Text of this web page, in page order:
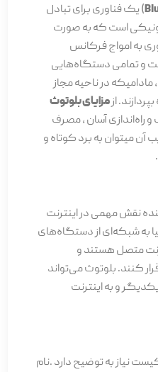
) یک فناوری برای تبادل
است که به صورت
به امواج فرکانس
و تمامی دستگاه‌هایی
در ناحیه مجاز
ازمزایای بلوتوث
راه‌اندازی آسان ، مصرف
آن میتوان به برد کوتاه و
نقش مهمی در اینترنت
به شبکه‌ای از دستگاه‌های
متصل هستند و
کنند. بلوتوث می‌تواند
و به اینترنت
نیاز به توضیح دارد .نام